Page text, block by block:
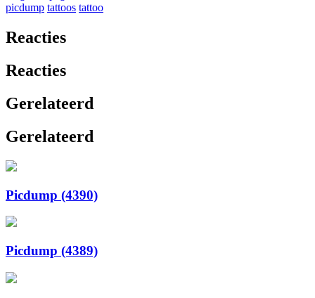
picdump tattoos tattoo
Reacties
Reacties
Gerelateerd
Gerelateerd
Picdump (4390)
Picdump (4389)